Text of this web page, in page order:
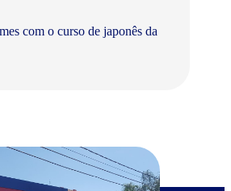
com o curso de japonês da